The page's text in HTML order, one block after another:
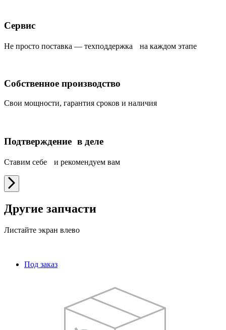
Сервис
Не просто поставка — техподдержка на каждом этапе
Собственное производство
Свои мощности, гарантия сроков и наличия
Подтверждение в деле
Ставим себе и рекомендуем вам
Другие запчасти
Листайте экран влево
Под заказ